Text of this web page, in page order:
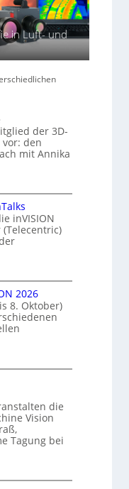
in Luft- und
der 3D-
den
mit Annika
inVISION
2026
8. Oktober)
die
Vision
Tagung bei